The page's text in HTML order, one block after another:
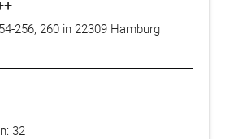
256, 260 in 22309 Hamburg
32